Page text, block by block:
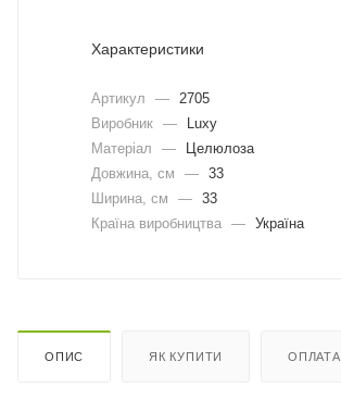
Характеристики
Артикул —
2705
Виробник —
Luxy
Матеріал
—
Целюлоза
Довжина, cм
— 33
Ширина, cм
— 33
Країна виробництва — Україна
ОПИС ЯК КУПИТИ ОПЛАТА